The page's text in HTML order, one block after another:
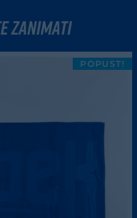
zanimati
POPUST!